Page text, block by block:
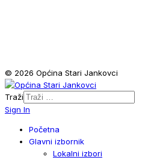
© 2026 Općina Stari Jankovci
Traži
Sign In
Početna
Glavni izbornik
Lokalni izbori